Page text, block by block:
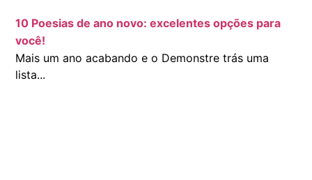
10 Poesias de ano novo: excelentes opções para
você!
Mais um ano acabando e o Demonstre trás uma
lista...